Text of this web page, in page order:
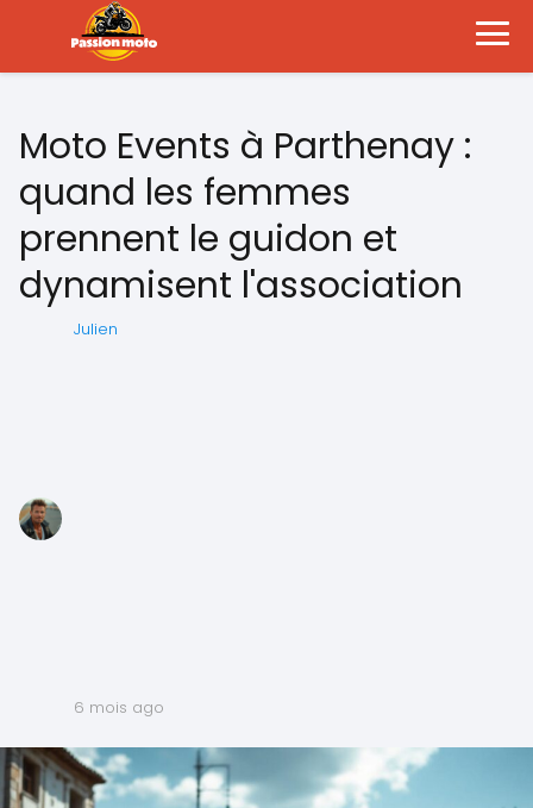
Moto Events à Parthenay :
quand les femmes
prennent le guidon et
dynamisent l'association
Julien
6 mois ago